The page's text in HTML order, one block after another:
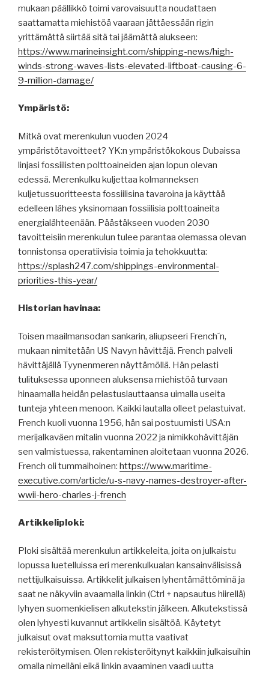
mukaan päällikkö toimi varovaisuutta noudattaen
saattamatta miehistöä vaaraan jättäessään rigin
yrittämättä siirtää sitä tai jäämättä alukseen:
https://www.marineinsight.com/shipping-news/high-
winds-strong-waves-lists-elevated-liftboat-causing-6-
9-million-damage/
Ympäristö:
Mitkä ovat merenkulun vuoden 2024
ympäristötavoitteet? YK:n ympäristökokous Dubaissa
linjasi fossiilisten polttoaineiden ajan lopun olevan
edessä. Merenkulku kuljettaa kolmanneksen
kuljetussuoritteesta fossiilisina tavaroina ja käyttää
edelleen lähes yksinomaan fossiilisia polttoaineita
energialähteenään. Päästäkseen vuoden 2030
tavoitteisiin merenkulun tulee parantaa olemassa olevan
tonnistonsa operatiivisia toimia ja tehokkuutta:
https://splash247.com/shippings-environmental-
priorities-this-year/
Historian havinaa:
Toisen maailmansodan sankarin, aliupseeri French´n,
mukaan nimitetään US Navyn hävittäjä. French palveli
hävittäjällä Tyynenmeren näyttämöllä. Hän pelasti
tulituksessa uponneen aluksensa miehistöä turvaan
hinaamalla heidän pelastuslauttaansa uimalla useita
tunteja yhteen menoon. Kaikki lautalla olleet pelastuivat.
French kuoli vuonna 1956, hän sai postuumisti USA:n
merijalkaväen mitalin vuonna 2022 ja nimikkohävittäjän
sen valmistuessa, rakentaminen aloitetaan vuonna 2026.
French oli tummaihoinen: https://www.maritime-
executive.com/article/u-s-navy-names-destroyer-after-
wwii-hero-charles-j-french
Artikkeliploki:
Ploki sisältää merenkulun artikkeleita, joita on julkaistu
lopussa luetelluissa eri merenkulkualan kansainvälisissä
nettijulkaisuissa. Artikkelit julkaisen lyhentämättöminä ja
saat ne näkyviin avaamalla linkin (Ctrl + napsautus hiirellä)
lyhyen suomenkielisen alkutekstin jälkeen. Alkutekstissä
olen lyhyesti kuvannut artikkelin sisältöä. Käytetyt
julkaisut ovat maksuttomia mutta vaativat
rekisteröitymisen. Olen rekisteröitynyt kaikkiin julkaisuihin
omalla nimelläni eikä linkin avaaminen vaadi uutta